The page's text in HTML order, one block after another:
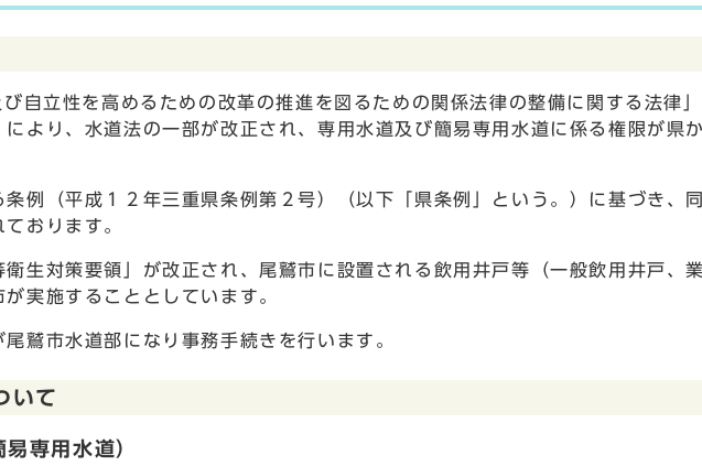
自立性を高めるための改革の推進を図るための関係法律の整備に関する法律
より、水道法の一部が改正され、専用水道及び簡易専用水道に係る権限が県
例（平成１２年三重県条例第２号）（以下「県条例」という。）に基づき、
おります。
生対策要領」が改正され、尾鷲市に設置される飲用井戸等（一般飲用井戸、
実施することとしています。
鷲市水道部になり事務手続きを行います。
いて
専用水道）